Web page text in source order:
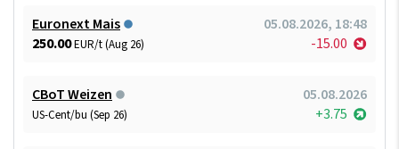
Euronext Mais
05.08.2026, 18:48
250.00EUR/t (Aug 26) -15.00
CBoT Weizen 05.08.2026
US-Cent/bu (Sep 26) +3.75